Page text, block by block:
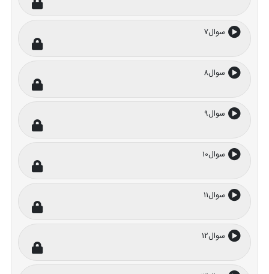
سوال7
سوال8
سوال9
سوال10
سوال11
سوال12